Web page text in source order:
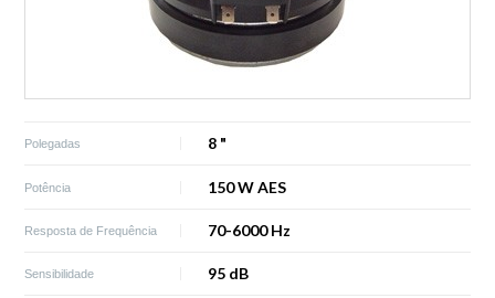
Polegadas 8 "
Potência 150 W AES
Resposta de Frequência 70-6000 Hz
Sensibilidade 95 dB